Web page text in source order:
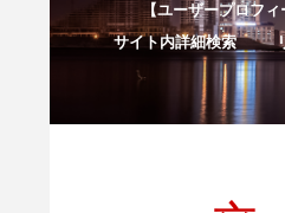
【ユーザープロフィ
サイト内詳細検索